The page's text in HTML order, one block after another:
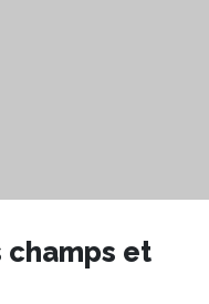
champs et